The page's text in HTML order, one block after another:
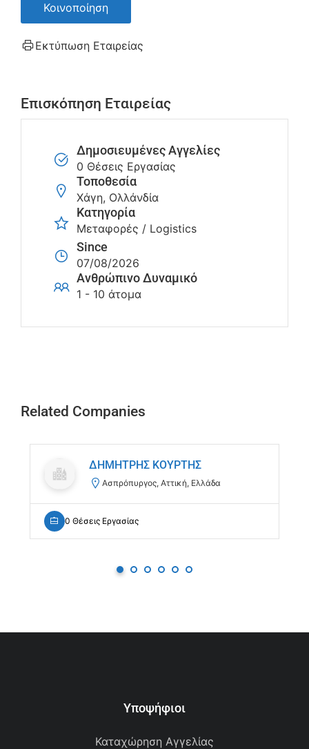
Κοινοποίηση
Εκτύπωση Εταιρείας
Επισκόπηση Εταιρείας
Δημοσιευμένες Αγγελίες
0 Θέσεις Εργασίας
Τοποθεσία
Χάγη, Ολλάνδία
Κατηγορία
Μεταφορές / Logistics
Since
07/08/2026
Ανθρώπινο Δυναμικό
1 - 10 άτομα
Related Companies
ΔΗΜΗΤΡΗΣ ΚΟΥΡΤΗΣ
Ασπρόπυργος, Αττική, Ελλάδα
0 Θέσεις Εργασίας
Υποψήφιοι
Καταχώρηση Αγγελίας